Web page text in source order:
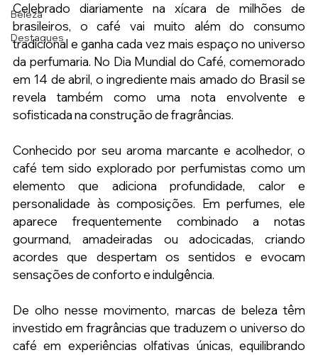
Beleza
Destaques
Celebrado diariamente na xícara de milhões de
brasileiros, o café vai muito além do consumo
tradicional e ganha cada vez mais espaço no universo
da perfumaria. No Dia Mundial do Café, comemorado
em 14 de abril, o ingrediente mais amado do Brasil se
revela também como uma nota envolvente e
sofisticada na construção de fragrâncias.
Conhecido por seu aroma marcante e acolhedor, o
café tem sido explorado por perfumistas como um
elemento que adiciona profundidade, calor e
personalidade às composições. Em perfumes, ele
aparece frequentemente combinado a notas
gourmand, amadeiradas ou adocicadas, criando
acordes que despertam os sentidos e evocam
sensações de conforto e indulgência.
De olho nesse movimento, marcas de beleza têm
investido em fragrâncias que traduzem o universo do
café em experiências olfativas únicas, equilibrando